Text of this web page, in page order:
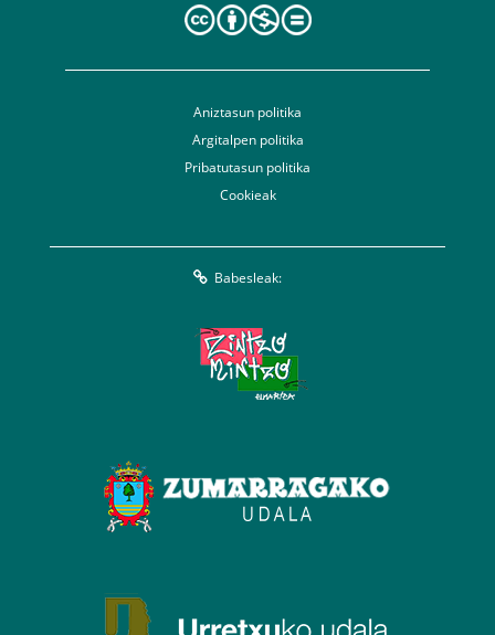
Aniztasun politika
Argitalpen politika
Pribatutasun politika
Cookieak
Babesleak: